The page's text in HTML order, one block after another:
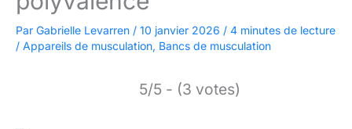
Par Gabrielle Levarren / 10 janvier 2026 / 4 minutes de lecture
/ Appareils de musculation, Bancs de musculation
5/5 - (3 votes)